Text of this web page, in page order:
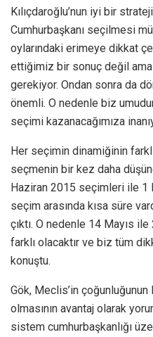
Kılıçdaroğlu’nun iyi bir
Cumhurbaşkanı seçilmesi
oylarındaki erimeye dikkat
ettiğimiz bir sonuç değil ama
gerekiyor. Ondan sonra da
önemli. O nedenle biz
seçimi kazanacağımıza
Her seçimin dinamiğinin
seçmenin bir kez daha
Haziran 2015 seçimleri ile 1
seçim arasında kısa süre
çıktı. O nedenle 14 Mayıs
farklı olacaktır ve biz tüm
konuştu.
Gök, Meclis’in çoğunluğunun
olmasının avantaj olarak
sistem cumhurbaşkanlığı